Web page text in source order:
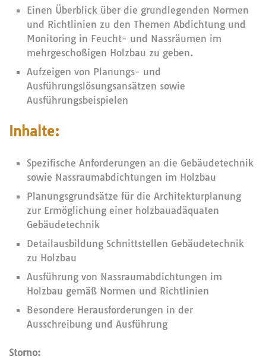
Einen Überblick über die grundlegenden Normen
und Richtlinien zu den Themen Abdichtung und
Monitoring in Feucht- und Nassräumen im
mehrgeschoßigen Holzbau zu geben.
Aufzeigen von Planungs- und
Ausführungslösungsansätzen sowie
Ausführungsbeispielen
Inhalte:
Spezifische Anforderungen an die Gebäudetechnik
sowie Nassraumabdichtungen im Holzbau
Planungsgrundsätze für die Architekturplanung
zur Ermöglichung einer holzbauadäquaten
Gebäudetechnik
Detailausbildung Schnittstellen Gebäudetechnik
zu Holzbau
Ausführung von Nassraumabdichtungen im
Holzbau gemäß Normen und Richtlinien
Besondere Herausforderungen in der
Ausschreibung und Ausführung
Storno: